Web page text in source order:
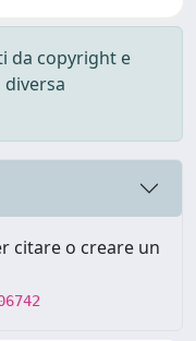
da copyright e
citare o creare un